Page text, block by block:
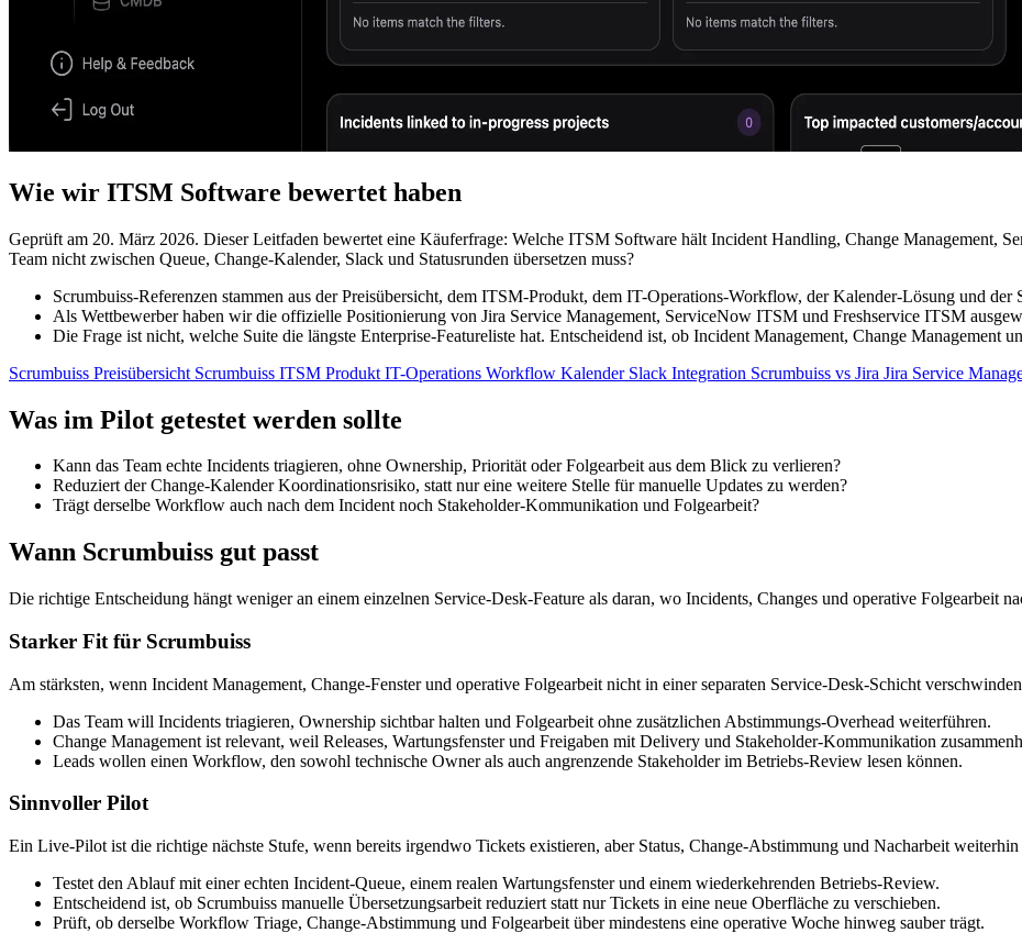
Wie wir ITSM Software bewertet haben
Geprüft am 20. März 2026. Dieser Leitfaden bewertet eine Käuferfrage: Welche ITSM Software hält Incident Handling, Change Management,
Team nicht zwischen Queue, Change-Kalender, Slack und Statusrunden übersetzen muss?
Scrumbuiss-Referenzen stammen aus der Preisübersicht, dem ITSM-Produkt, dem IT-Operations-Workflow, der Kalender-Lösung und der
Als Wettbewerber haben wir die offizielle Positionierung von Jira Service Management, ServiceNow ITSM und Freshservice ITSM
Die Frage ist nicht, welche Suite die längste Enterprise-Featureliste hat. Entscheidend ist, ob Incident Management, Change Management
Scrumbuiss Preisübersicht Scrumbuiss ITSM Produkt IT-Operations Workflow Kalender Slack Integration Scrumbuiss vs Jira Jira Service
Was im Pilot getestet werden sollte
Kann das Team echte Incidents triagieren, ohne Ownership, Priorität oder Folgearbeit aus dem Blick zu verlieren?
Reduziert der Change-Kalender Koordinationsrisiko, statt nur eine weitere Stelle für manuelle Updates zu werden?
Trägt derselbe Workflow auch nach dem Incident noch Stakeholder-Kommunikation und Folgearbeit?
Wann Scrumbuiss gut passt
Die richtige Entscheidung hängt weniger an einem einzelnen Service-Desk-Feature als daran, wo Incidents, Changes und operative Folgearbeit
Starker Fit für Scrumbuiss
Am stärksten, wenn Incident Management, Change-Fenster und operative Folgearbeit nicht in einer separaten Service-Desk-Schicht
Das Team will Incidents triagieren, Ownership sichtbar halten und Folgearbeit ohne zusätzlichen Abstimmungs-Overhead weiterführen.
Change Management ist relevant, weil Releases, Wartungsfenster und Freigaben mit Delivery und Stakeholder-Kommunikation
Leads wollen einen Workflow, den sowohl technische Owner als auch angrenzende Stakeholder im Betriebs-Review lesen können.
Sinnvoller Pilot
Ein Live-Pilot ist die richtige nächste Stufe, wenn bereits irgendwo Tickets existieren, aber Status, Change-Abstimmung und Nacharbeit
Testet den Ablauf mit einer echten Incident-Queue, einem realen Wartungsfenster und einem wiederkehrenden Betriebs-Review.
Entscheidend ist, ob Scrumbuiss manuelle Übersetzungsarbeit reduziert statt nur Tickets in eine neue Oberfläche zu verschieben.
Prüft, ob derselbe Workflow Triage, Change-Abstimmung und Folgearbeit über mindestens eine operative Woche hinweg sauber trägt.